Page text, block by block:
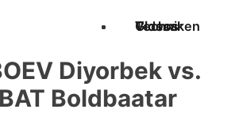
Techniken
Videos
Glossar
Diyorbek vs.
Boldbaatar